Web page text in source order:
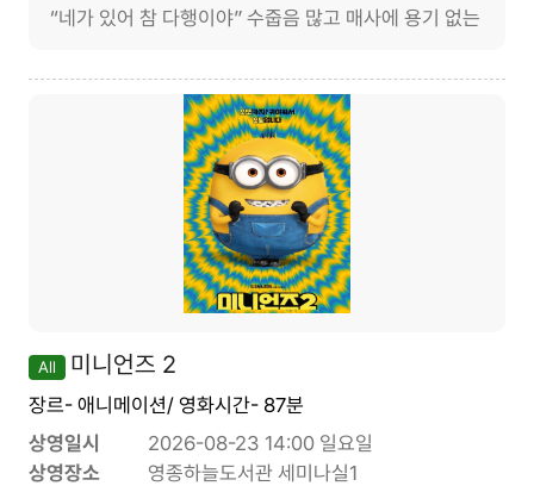
“네가 있어 참 다행이야” 수줍음 많고 매사에 용기 없는
All 미니언즈 2
장르- 애니메이션/ 영화시간- 87분
상영일시
2026-08-23 14:00 일요일
상영장소
영종하늘도서관 세미나실1